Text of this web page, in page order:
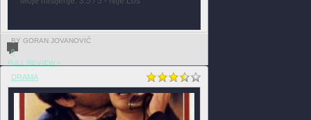
BY GORAN JOVANOVIĆ
0
FULL REVIEW »
DRAMA